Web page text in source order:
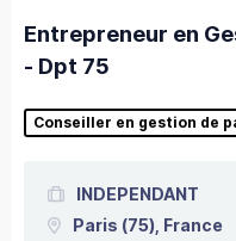
Entrepreneur en
- Dpt 75
Conseiller en gestion de
INDEPENDANT
Paris (75), France